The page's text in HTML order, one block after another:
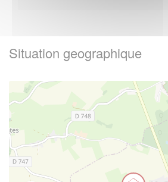
Situation geographique